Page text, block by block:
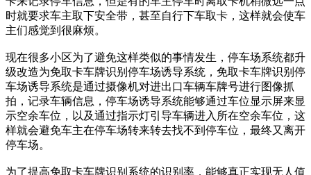
时就要求车主取下安全带，甚至自行下车取卡，这样就会使车
主们感觉到很麻烦。
现在很多小区为了避免这样类似的事情发生，停车场系统都升
级改造为免取卡车牌识别停车场诱导系统，免取卡车牌识别停
车场诱导系统是通过摄像机对进出口车辆车牌号进行图像抓
拍，记录车辆信息，停车场诱导系统能够通过车位显示屏来显
示空余车位，以及通过指示灯引导车辆进入所在空余车位，这
样就会避免车主在停车场转来转去找不到停车位，最终又离开
停车场。
为了提高免取卡车牌识别系统的识别率，能够真正实现无人值